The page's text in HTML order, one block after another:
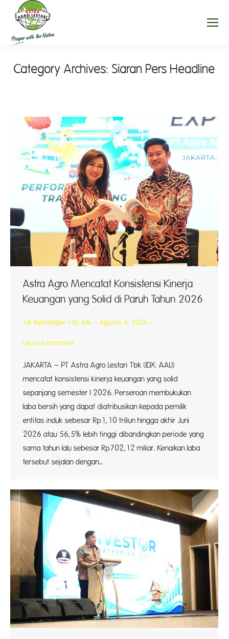
Category Archives: Siaran Pers Headline
Astra Agro Mencatat Konsistensi Kinerja
Keuangan yang Solid di Paruh Tahun 2026
Tak Berkategori By AAL Agustus 4, 2026
Leave a comment
JAKARTA – PT Astra Agro Lestari Tbk (IDX: AALI)
mencatat konsistensi kinerja keuangan yang solid
sepanjang semester I 2026. Perseroan membukukan
laba bersih yang dapat diatribusikan kepada pemilik
entitas induk sebesar Rp1,10 triliun hingga akhir Juni
2026 atau 56,5% lebih tinggi dibandingkan periode yang
sama tahun lalu sebesar Rp702,12 miliar. Kenaikan laba
tersebut sejalan dengan…